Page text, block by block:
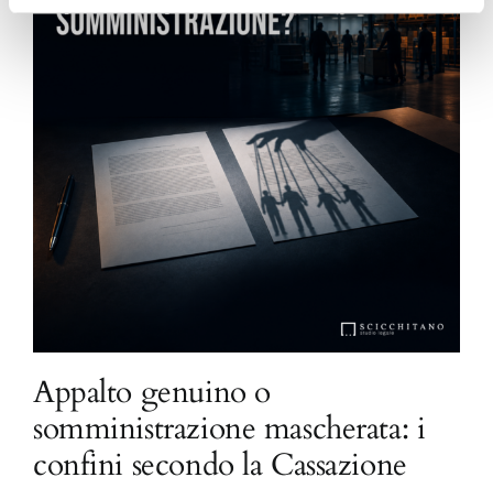
Appalto genuino o
somministrazione mascherata: i
confini secondo la Cassazione